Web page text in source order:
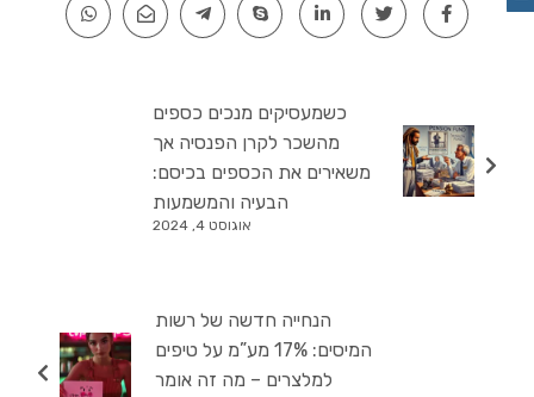
כשמעסיקים מנכים כספים
מהשכר לקרן הפנסיה אך
משאירים את הכספים בכיסם:
הבעיה והמשמעות
אוגוסט 4, 2024
הנחייה חדשה של רשות
המיסים: 17% מע”מ על טיפים
למלצרים – מה זה אומר